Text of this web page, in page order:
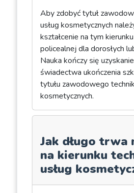
Aby zdobyć tytuł
usług kosmetycznych
kształcenie na tym
policealnej dla dorosłych
Nauka kończy się
świadectwa ukończenia
tytułu zawodowego
kosmetycznych.
Jak długo trwa
na kierunku
usług